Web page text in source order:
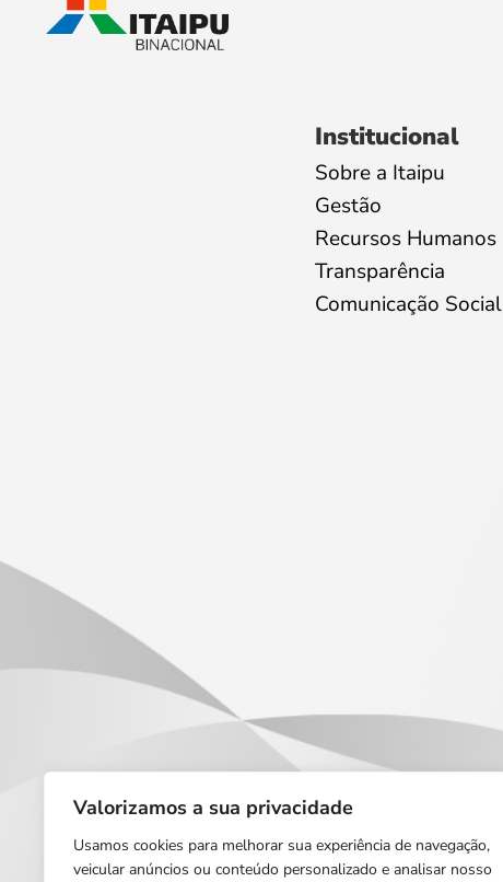
Valorizamos a sua privacidade
Usamos cookies para melhorar sua experiência de navegação,
veicular anúncios ou conteúdo personalizado e analisar nosso
Institucional
Sobre a Itaipu
Gestão
Recursos Humanos
Transparência
Comunicação Social